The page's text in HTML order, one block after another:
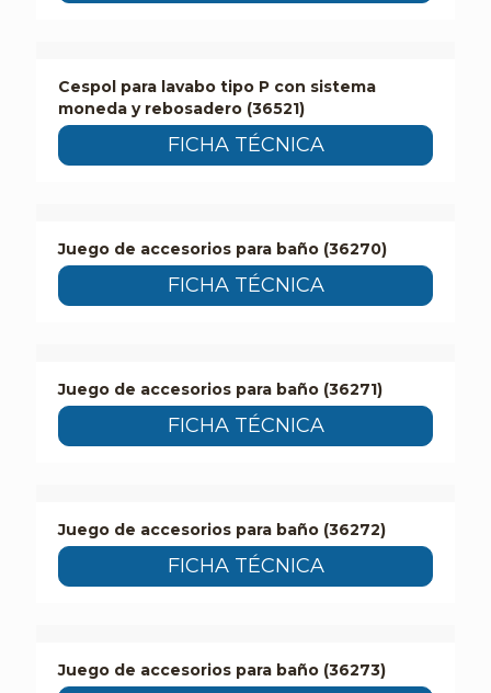
Cespol para lavabo tipo P con sistema
moneda y rebosadero (36521)
FICHA TÉCNICA
Juego de accesorios para baño (36270)
FICHA TÉCNICA
Juego de accesorios para baño (36271)
FICHA TÉCNICA
Juego de accesorios para baño (36272)
FICHA TÉCNICA
Juego de accesorios para baño (36273)